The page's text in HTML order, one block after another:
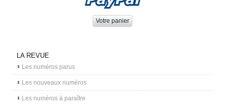
LA REVUE
Les numéros parus
Les nouveaux numéros
Les numéros à paraître